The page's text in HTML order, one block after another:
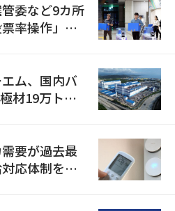
委など9カ所
率操作」の
ム、国内バ
材19万トン
要が過去最
応体制を点